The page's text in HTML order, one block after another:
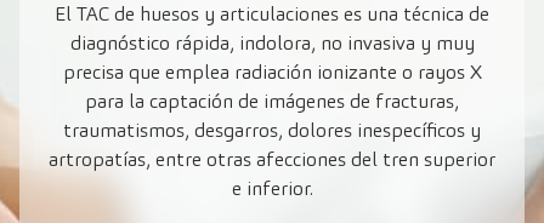
El TAC de huesos y articulaciones es una técnica de
diagnóstico rápida, indolora, no invasiva y muy
precisa que emplea radiación ionizante o rayos X
para la captación de imágenes de fracturas,
traumatismos, desgarros, dolores inespecíficos y
artropatías, entre otras afecciones del tren superior
e inferior.